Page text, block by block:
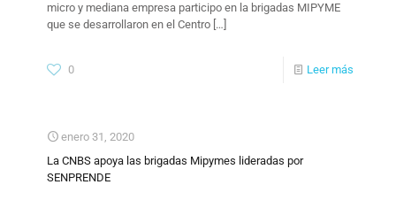
micro y mediana empresa participo en la brigadas MIPYME
que se desarrollaron en el Centro […]
0 Leer más
enero 31, 2020
La CNBS apoya las brigadas Mipymes lideradas por
SENPRENDE